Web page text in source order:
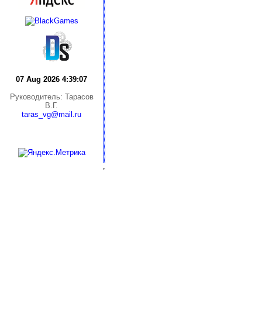
07 Aug 2026 4:39:07
Руководитель: Тарасов
В.Г.
taras_vg@mail.ru